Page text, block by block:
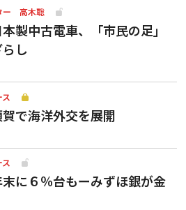
ー 高木聡
製中古電車、「市民の足」
し
で海洋外交を展開
に６％台もーみずほ銀が金